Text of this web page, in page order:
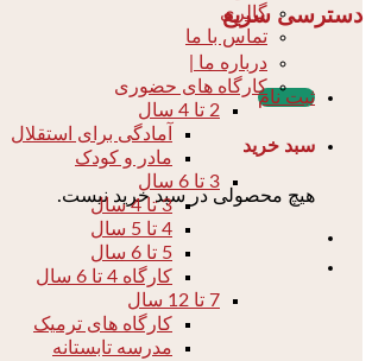
گالری
تماس با ما
ثبت نام
سبد خرید
هیچ محصولی در سبد خرید نیست.
دسترسی سریع
درباره ما |
کارگاه های حضوری
2 تا 4 سال
آمادگی برای استقلال
مادر و کودک
3 تا 6 سال
3 تا 4 سال
4 تا 5 سال
5 تا 6 سال
کارگاه 4 تا 6 سال
7 تا 12 سال
کارگاه های ترمیک
مدرسه تابستانه